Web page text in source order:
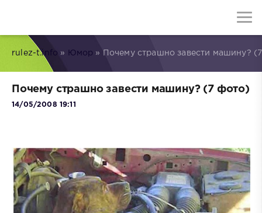
rulez-t.info » Юмор » Почему страшно завести машину?
Почему страшно завести машину? (7 фото)
14/05/2008 19:11